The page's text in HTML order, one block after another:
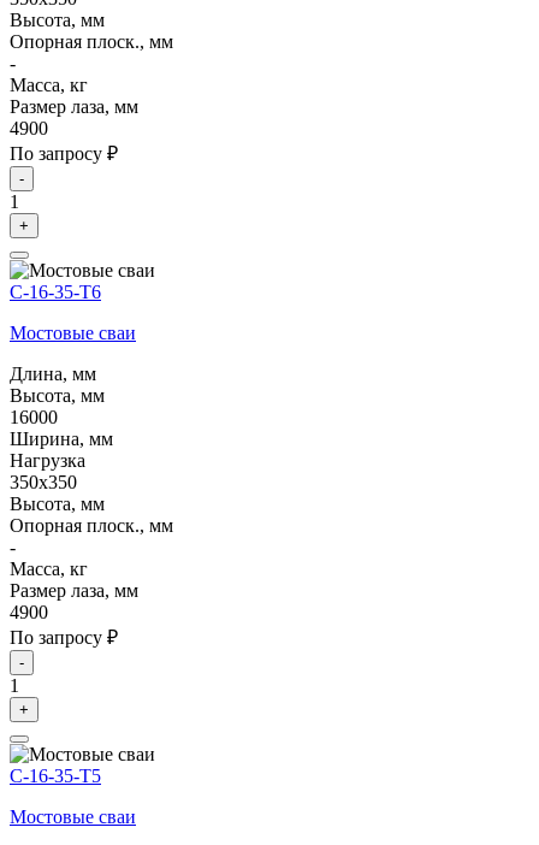
Высота, мм
Опорная плоск., мм
-
Масса, кг
Размер лаза, мм
4900
По запросу ₽
-
1
+
С-16-35-Т6
Мостовые сваи
Длина, мм
Высота, мм
16000
Ширина, мм
Нагрузка
350х350
Высота, мм
Опорная плоск., мм
-
Масса, кг
Размер лаза, мм
4900
По запросу ₽
-
1
+
С-16-35-Т5
Мостовые сваи